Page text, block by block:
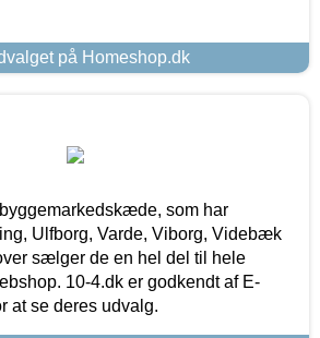
på Homeshop.dk
som har
Ulfborg, Varde, Viborg, Videbæk
sælger de en hel del til hele
10-4.dk er godkendt af E-
at se deres udvalg.